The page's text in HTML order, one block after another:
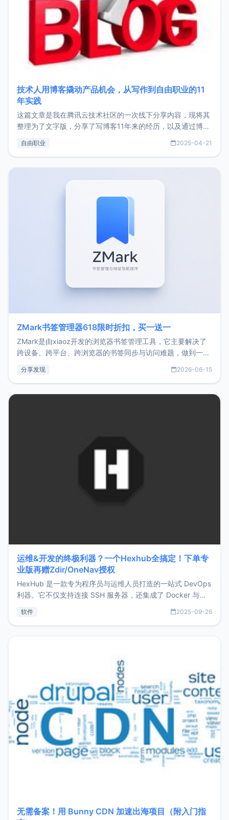
技术人用博客撬动产品机会，从写作到自由职业的11
年实践
这篇文章是我在腾讯云技术社区的一次线下分享内容，现将其
整理为了文字版，分享了写博客11年来的经历，以及通过博客
了我的首个产品ImgURL的真实数据和产品现状。自我介绍大
自由职业 2025-04-21
ZMark书签管理器618限时折扣，买一送一
ZMark是由xiaoz开发的浏览器书签管理工具，它主要解决了
跨设备、跨平台、跨浏览器的书签同步与访问难题，做到一处
用，让管理更高效。ZMark官网地址：
分享发现 2026-06-15
运维&开发的终极利器？一个Hexhub全搞定！下单专
业版再赠Zdir/OneNav授权
HexHub 是一款专为程序员与运维人员打造的一站式 DevOps
利器。它不仅支持连接 SSH 服务器，还集成了 Docker 与常
件间频繁切换，仅凭 HexHub 即可同时搞定运维与数据库操
软件 2025-09-26
无需备案！用 Bunny CDN 加速出海项目（附入门指